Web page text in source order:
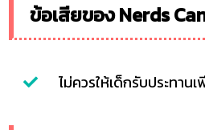
ข้อเสียของ Nerds
ไม่ควรให้เด็กรับประทาน